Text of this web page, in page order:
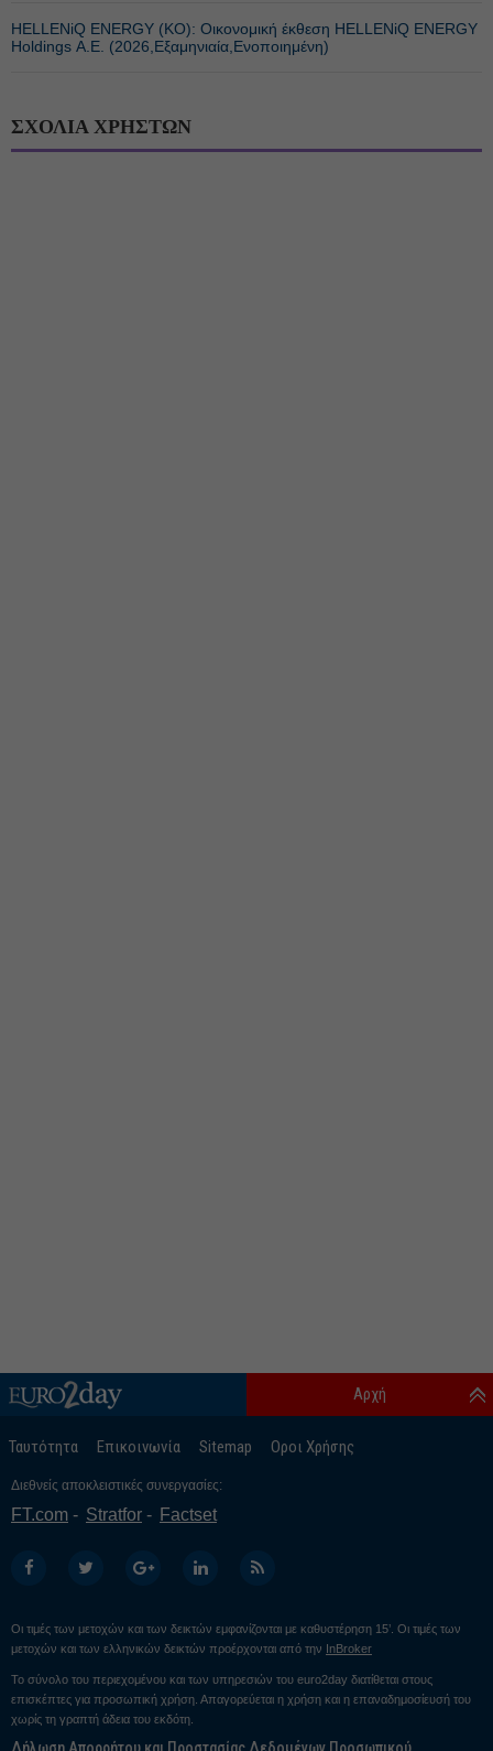
HELLENiQ ENERGY (ΚΟ): Οικονομική έκθεση HELLENiQ ENERGY
Holdings Α.Ε. (2026,Εξαμηνιαία,Ενοποιημένη)
ΣΧΟΛΙΑ ΧΡΗΣΤΩΝ
Ταυτότητα Επικοινωνία Sitemap Οροι Χρήσης
Αρχή
Διεθνείς αποκλειστικές συνεργασίες:
FT.com Stratfor Factset
Οι τιμές των μετοχών και των δεικτών εμφανίζονται με καθυστέρηση 15’. Οι τιμές των
μετοχών και των ελληνικών δεικτών προέρχονται από την
InBroker
Το σύνολο του περιεχομένου και των υπηρεσιών του euro2day διατίθεται στους
επισκέπτες για προσωπική χρήση. Απαγορεύεται η χρήση και η επαναδημοσίευσή του
χωρίς τη γραπτή άδεια του εκδότη.